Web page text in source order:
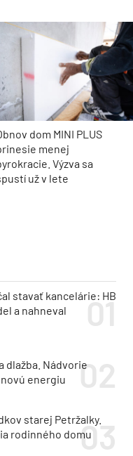
dom MINI PLUS
menej
Výzva sa
už v lete
stavať kancelárie: HB
a nahneval
dlažba. Nádvorie
energiu
starej Petržalky.
rodinného domu